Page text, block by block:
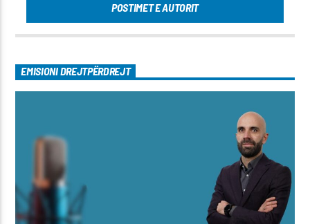
POSTIMET E AUTORIT
EMISIONI DREJTPËRDREJT